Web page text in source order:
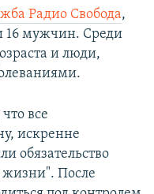
Радио Свобода,
мужчин. Среди
и люди,
все
искренне
обязательство
жизни". После